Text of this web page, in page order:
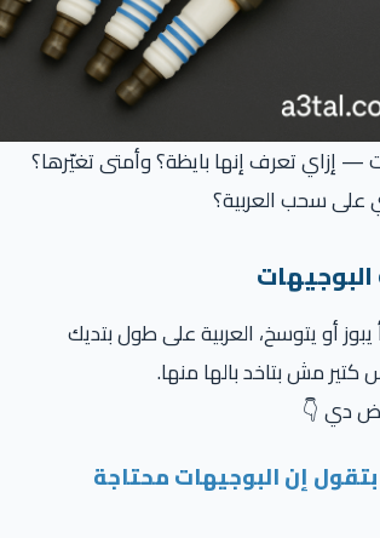
— إزاي تعرف إنها بايظة؟ وأمتى تغيّرها؟
على سحب العربية؟
يبوز أو يتوسخ، العربية على طول بتديك
مش بتاخد بالها منها.
دي 👇
إن البوجيهات محتاجة